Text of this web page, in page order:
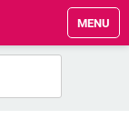
MENU